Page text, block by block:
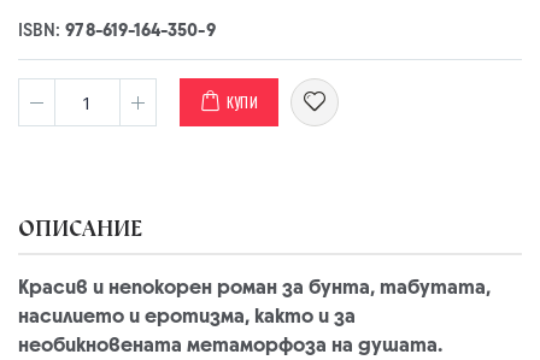
ISBN:978-619-164-350-9
КУПИ
ОПИСАНИЕ
Красив и непокорен роман за бунта, табутата,
насилието и еротизма, както и за
необикновената метаморфоза на душата.